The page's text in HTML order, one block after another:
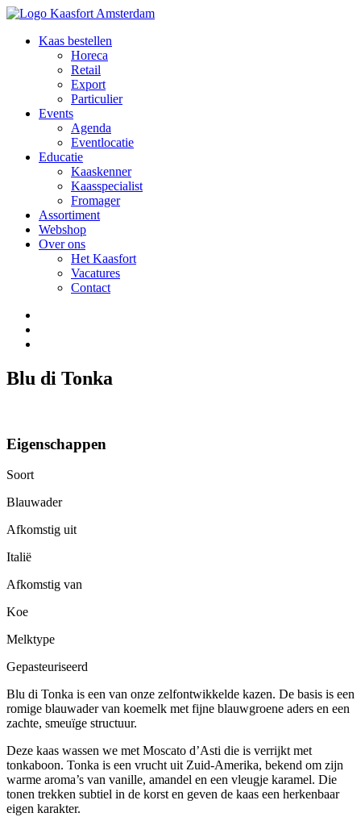
Kaas bestellen
Horeca
Retail
Export
Particulier
Events
Agenda
Eventlocatie
Educatie
Kaaskenner
Kaasspecialist
Fromager
Assortiment
Webshop
Over ons
Het Kaasfort
Vacatures
Contact
Blu di Tonka
Eigenschappen
Soort
Blauwader
Afkomstig uit
Italië
Afkomstig van
Koe
Melktype
Gepasteuriseerd
Blu di Tonka is een van onze zelfontwikkelde kazen. De basis is een
romige blauwader van koemelk met fijne blauwgroene aders en een
zachte, smeuïge structuur.
Deze kaas wassen we met Moscato d’Asti die is verrijkt met
tonkaboon. Tonka is een vrucht uit Zuid-Amerika, bekend om zijn
warme aroma’s van vanille, amandel en een vleugje karamel. Die
tonen trekken subtiel in de korst en geven de kaas een herkenbaar
eigen karakter.